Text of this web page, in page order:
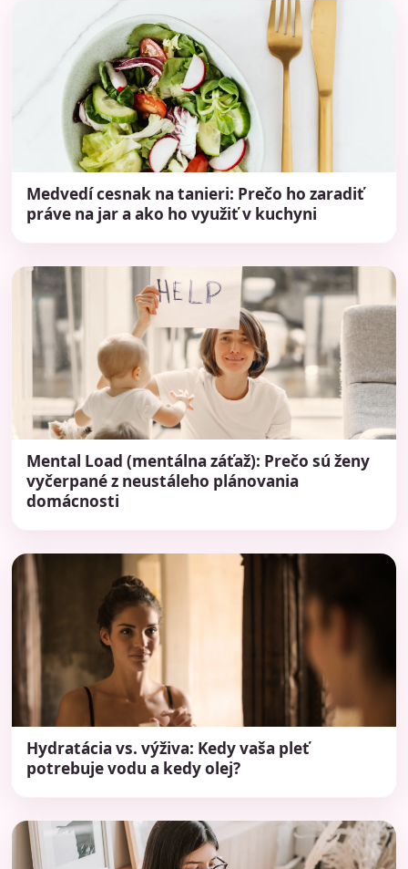
Medvedí cesnak na tanieri: Prečo ho zaradiť
práve na jar a ako ho využiť v kuchyni
Mental Load (mentálna záťaž): Prečo sú ženy
vyčerpané z neustáleho plánovania
domácnosti
Hydratácia vs. výživa: Kedy vaša pleť
potrebuje vodu a kedy olej?